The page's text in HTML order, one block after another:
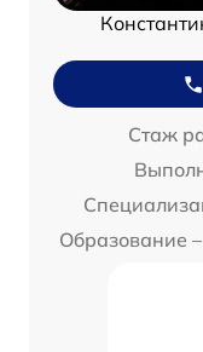
Стаж
Образование –